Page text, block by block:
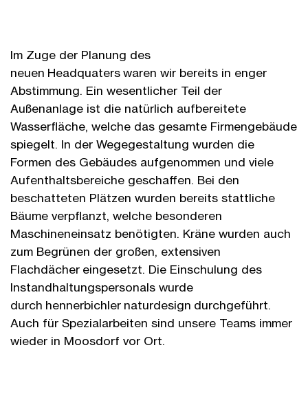
Im Zuge der Planung des
neuen Headquaters waren wir bereits in enger
Abstimmung. Ein wesentlicher Teil der
Außenanlage ist die natürlich aufbereitete
Wasserfläche, welche das gesamte Firmengebäude
spiegelt. In der Wegegestaltung wurden die
Formen des Gebäudes aufgenommen und viele
Aufenthaltsbereiche geschaffen. Bei den
beschatteten Plätzen wurden bereits stattliche
Bäume verpflanzt, welche besonderen
Maschineneinsatz benötigten. Kräne wurden auch
zum Begrünen der großen, extensiven
Flachdächer eingesetzt. Die Einschulung des
Instandhaltungspersonals wurde
durch hennerbichler naturdesign durchgeführt.
Auch für Spezialarbeiten sind unsere Teams immer
wieder in Moosdorf vor Ort.